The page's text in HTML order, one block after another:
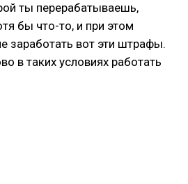
ты перерабатываешь,
бы что-то, и при этом
заработать вот эти штрафы.
в таких условиях работать